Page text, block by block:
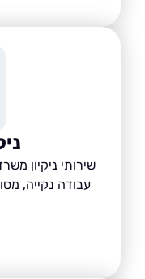
ניקיון
שירותי ניקיון משרדים
עבודה נקייה, מסודרת